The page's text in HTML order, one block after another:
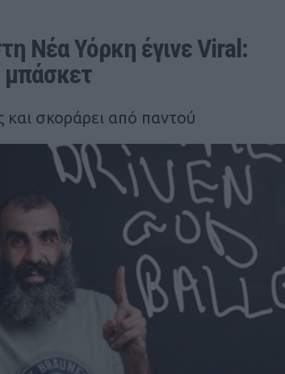
Νέα Υόρκη έγινε Viral:
μπάσκετ
και σκοράρει από παντού